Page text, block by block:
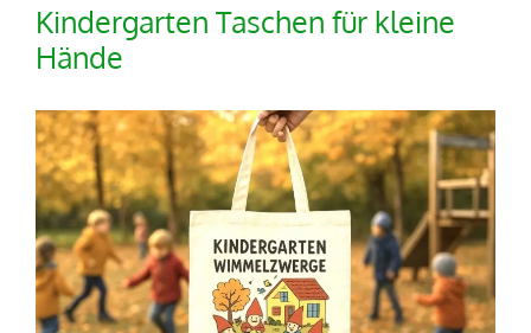
Kindergarten Taschen für kleine
Hände